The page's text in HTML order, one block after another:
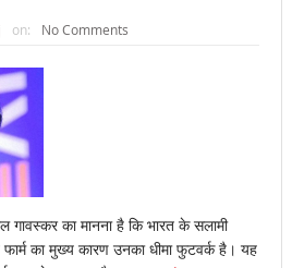
on: No Comments
गावस्कर का मानना है कि भारत के सलामी
का मुख्य कारण उनका धीमा फुटवर्क है। यह